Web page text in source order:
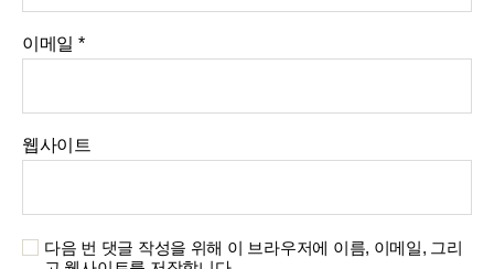
이메일 *
웹사이트
다음 번 댓글 작성을 위해 이 브라우저에 이름, 이메일, 그리